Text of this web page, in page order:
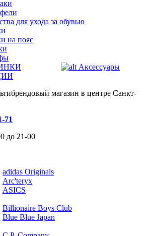
для ухода за обувью
на пояс
Аксессуары
магазин в центре Санкт-
71
до 21-00
adidas Originals
Arc'teryx
ASICS
Billionaire Boys Club
Blue Blue Japan